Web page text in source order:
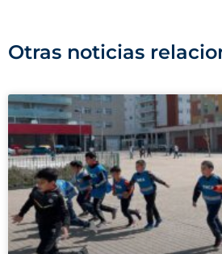
Otras noticias